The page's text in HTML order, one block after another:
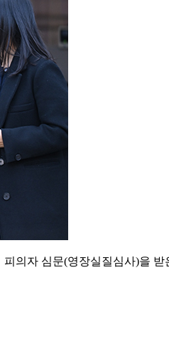
의자 심문(영장실질심사)을 받